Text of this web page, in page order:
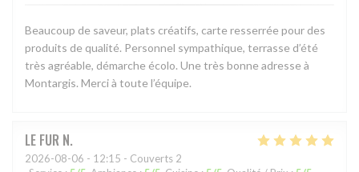
Beaucoup de saveur, plats créatifs, carte resserrée pour des
produits de qualité. Personnel sympathique, terrasse d’été
très agréable, démarche écolo. Une très bonne adresse à
Montargis. Merci à toute l’équipe.
LE FUR N
2026-08-06 - 12:15 - Couverts 2